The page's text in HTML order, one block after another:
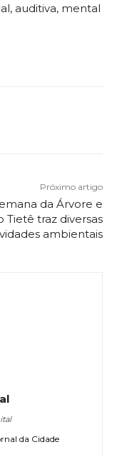
auditiva, mental
Próximo artigo
da Árvore e
Tietê traz diversas
ambientais
da Cidade